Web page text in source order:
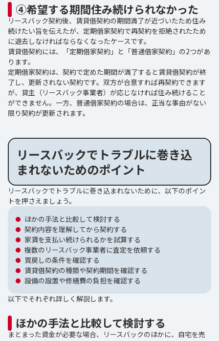
④希望する期間住み続けられなかった
リースバック契約後、賃貸借契約の期間満了が近づいたため住み
続けたい旨を伝えたが、定期借家契約で再契約を拒絶されたため
に退去しなければならなくなったケースです。
賃貸借契約には、「定期借家契約」と「普通借家契約」の2つがあ
ります。
定期借家契約は、契約で定めた期間が満了すると賃貸借契約が終
了し、更新されない契約です。双方が合意すれば再契約できます
が、貸主（リースバック事業者）が応じなければ住み続けること
ができません。一方、普通借家契約の場合は、正当な事由がない
限り契約が更新されます。
リースバックでトラブルに巻き込
まれないためのポイント
リースバックでトラブルに巻き込まれないために、以下のポイン
トを押さえましょう。
ほかの手法と比較して検討する
契約内容を理解してから契約する
家賃を支払い続けられるかを試算する
複数のリースバック事業者に査定を依頼する
買戻しの条件を確認する
賃貸借契約の種類や契約期間を確認する
設備の設置や修繕費の負担を確認する
以下でそれぞれ詳しく解説します。
ほかの手法と比較して検討する
まとまった資金が必要な場合、リースバックのほかに、自宅を売